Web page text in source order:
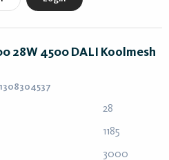
28W 4500 DALI Koolmesh
28
1185
3000